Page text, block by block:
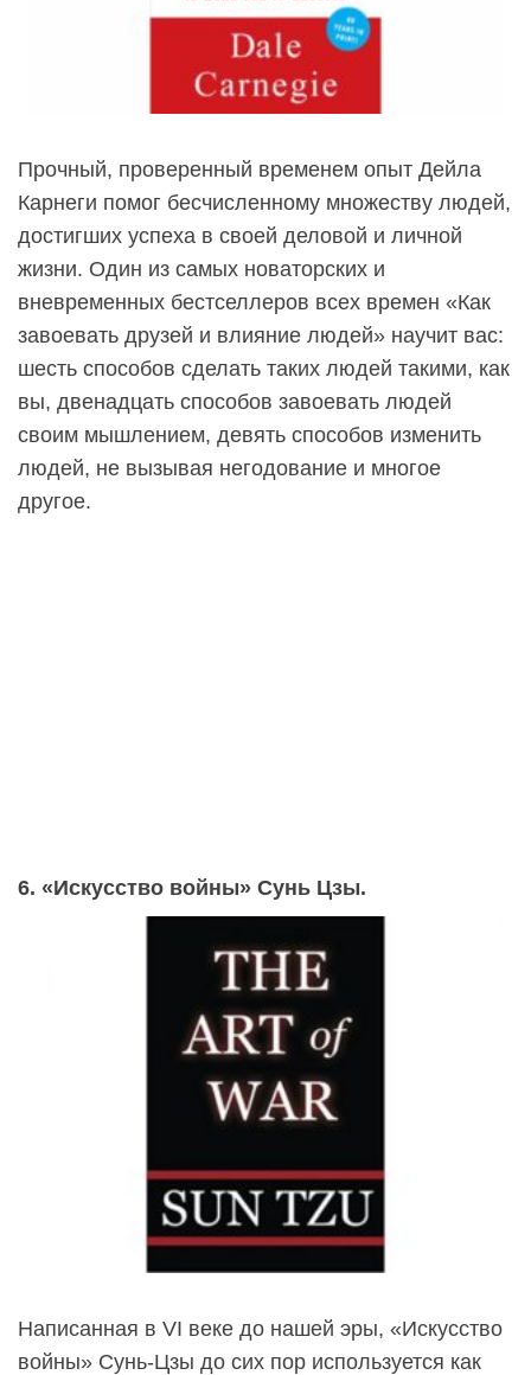
Прочный, проверенный временем опыт Дейла
Карнеги помог бесчисленному множеству людей,
достигших успеха в своей деловой и личной
жизни. Один из самых новаторских и
вневременных бестселлеров всех времен «Как
завоевать друзей и влияние людей» научит вас:
шесть способов сделать таких людей такими, как
вы, двенадцать способов завоевать людей
своим мышлением, девять способов изменить
людей, не вызывая негодование и многое
другое.
6. «Искусство войны» Сунь Цзы.
Написанная в VI веке до нашей эры, «Искусство
войны» Сунь-Цзы до сих пор используется как